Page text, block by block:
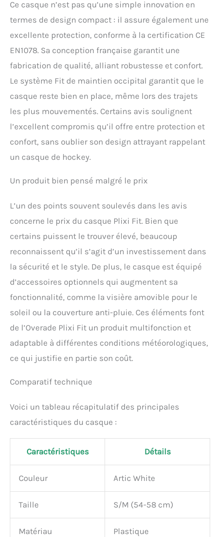
quotidien dans vos
faire oublier après
utilisation. C'est aussi le
ceux qui pratiquent le
monocycle auto-équilibré,
trottinettes (électriques ou
non), les patins à roulettes
ou les skateboards. UN
SYSTÈME D'AJUSTEMENT
CONFORTABLE ★ Plixi FIT
est une évolution de Plixi.
Avec des séparateurs
réglable spécialement
différentes épaisseurs, le
Plixi FIT vous offrira un
PERSONNALISABLE ET
ELEGANT ★ Vous pouvez
FIT avec des accessoires
amovibles (vendus
séparément). La visière
vous protège du soleil et
de la pluie, tout en
apportant une touche de
style. La housse amovible
et facile à accrocher vous
protège de la pluie.
Ce casque n’est pas qu’une simple innovation en
termes de design compact : il assure également une
excellente protection, conforme à la certification CE
EN1078. Sa conception française garantit une
fabrication de qualité, alliant robustesse et confort.
Le système Fit de maintien occipital garantit que le
casque reste bien en place, même lors des trajets
les plus mouvementés. Certains avis soulignent
l’excellent compromis qu’il offre entre protection et
confort, sans oublier son design attrayant rappelant
un casque de hockey.
Un produit bien pensé malgré le prix
L’un des points souvent soulevés dans les avis
concerne le prix du casque Plixi Fit. Bien que
certains puissent le trouver élevé, beaucoup
reconnaissent qu’il s’agit d’un investissement dans
la sécurité et le style. De plus, le casque est équipé
d’accessoires optionnels qui augmentent sa
fonctionnalité, comme la visière amovible pour le
soleil ou la couverture anti-pluie. Ces éléments font
de l’Overade Plixi Fit un produit multifonction et
adaptable à différentes conditions météorologiques,
ce qui justifie en partie son coût.
Comparatif technique
Voici un tableau récapitulatif des principales
caractéristiques du casque :
Caractéristiques Détails
Couleur Artic White
Taille S/M (54-58 cm)
Matériau Plastique